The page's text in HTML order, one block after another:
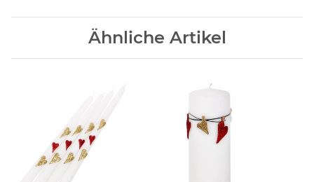
Ähnliche Artikel